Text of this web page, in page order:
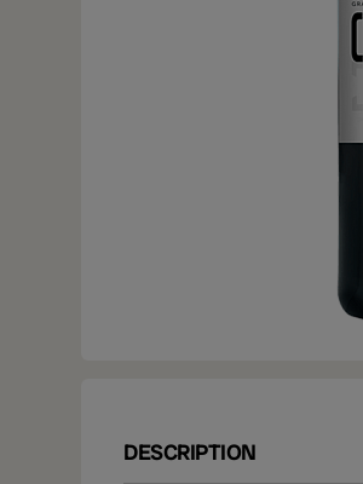
DESCRIPTION